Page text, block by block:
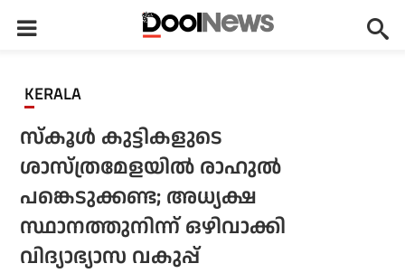
KERALA
സ്‌കൂള്‍ കുട്ടികളുടെ
ശാസ്ത്രമേളയില്‍ രാഹുല്‍
പങ്കെടുക്കണ്ട; അധ്യക്ഷ
സ്ഥാനത്തുനിന്ന് ഒഴിവാക്കി
വിദ്യാഭ്യാസ വകുപ്പ്